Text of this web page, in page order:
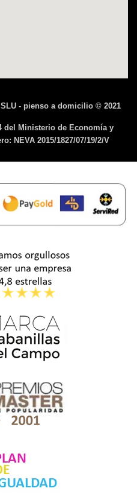
- pienso a domicilio © 2021
del Ministerio de Economía y
NEVA 2015/1827/07/19/2/V